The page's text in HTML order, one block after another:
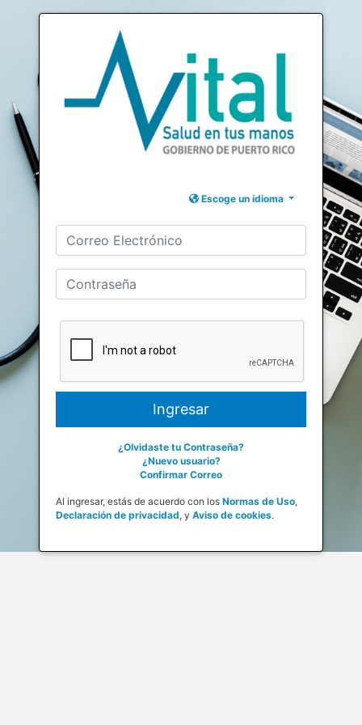
Escoge un idioma
¿Olvidaste tu Contraseña?
¿Nuevo usuario?
Confirmar Correo
Al ingresar, estás de acuerdo con los Normas de Uso,
Declaración de privacidad, y Aviso de cookies.